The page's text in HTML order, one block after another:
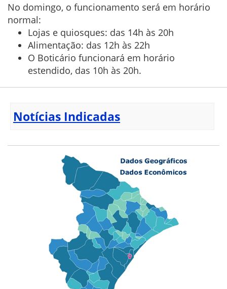
No domingo, o funcionamento será em horário
normal:
Lojas e quiosques: das 14h às 20h
Alimentação: das 12h às 22h
O Boticário funcionará em horário
estendido, das 10h às 20h.
Notícias Indicadas